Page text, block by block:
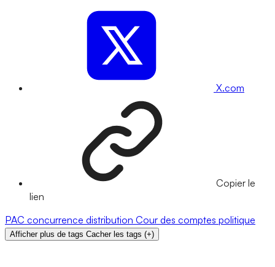
X.com
Copier le
lien
PAC concurrence distribution Cour des comptes politique
Afficher plus de tags Cacher les tags (+)